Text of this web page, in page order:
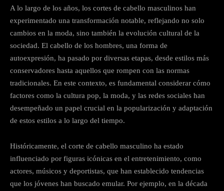
A lo largo de los años, los cortes de cabello masculinos han
experimentado una transformación notable, reflejando no solo
cambios en la moda, sino también la evolución cultural de la
sociedad. El cabello de los hombres, una forma de
autoexpresión, ha pasado por diversas etapas, desde estilos más
conservadores hasta aquellos que rompen con las normas
tradicionales. En este contexto, es fundamental considerar cómo
factores como la cultura pop, la moda, y las redes sociales han
desempeñado un papel crucial en la popularización y adaptación
de estos estilos a lo largo del tiempo.
Históricamente, el corte de cabello masculino ha estado
influenciado por figuras icónicas en el entretenimiento, como
actores, músicos y deportistas, que han establecido tendencias
que los jóvenes han buscado emular. Por ejemplo, en la década